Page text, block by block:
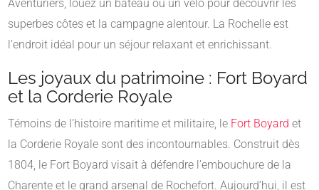
Aventuriers, louez un bateau ou un vélo pour découvrir les
superbes côtes et la campagne alentour. La Rochelle est
l’endroit idéal pour un séjour relaxant et enrichissant.
Les joyaux du patrimoine : Fort Boyard
et la Corderie Royale
Témoins de l’histoire maritime et militaire, le Fort Boyard et
la Corderie Royale sont des incontournables. Construit dès
1804, le Fort Boyard visait à défendre l’embouchure de la
Charente et le grand arsenal de Rochefort. Aujourd’hui, il est